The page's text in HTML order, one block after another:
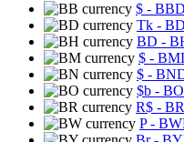
$ - BBD
Tk -
BD -
$ -
$ -
$b -
R$ -
P-